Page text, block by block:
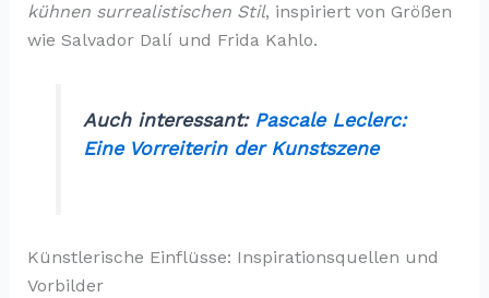
kühnen surrealistischen Stil, inspiriert von Größen
wie Salvador Dalí und Frida Kahlo.
Auch interessant: Pascale Leclerc:
Eine Vorreiterin der Kunstszene
Künstlerische Einflüsse: Inspirationsquellen und
Vorbilder